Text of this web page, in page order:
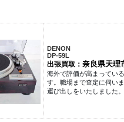
DENON
DP-59L
出張買取： 奈良県天理
海外で評価が高まってい
す。職場まで査定に伺い
運び出しをいたしました。